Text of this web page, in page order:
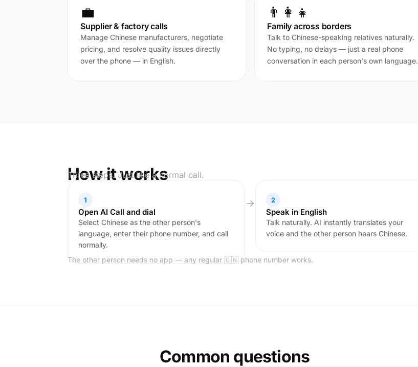
💼
Supplier & factory calls
Manage Chinese manufacturers, negotiate
pricing, and resolve quality issues directly
over the phone — in English.
👨‍👩‍👧
Family across borders
Talk to Chinese-speaking relatives naturally.
No typing, no delays — just a real phone
conversation in each person's own language.
How it works
Three steps. Just like a normal call.
1
Open AI Call and dial
Select Chinese as the other person's
language, enter their phone number, and call
normally.
2
Speak in English
Talk naturally. AI instantly translates your
voice and the other person hears Chinese.
The other person needs no app — any regular 🇨🇳 phone number works.
Common questions